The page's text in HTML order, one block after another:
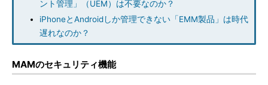
ント管理」（UEM）は不要なのか？
iPhoneとAndroidしか管理できない「EMM製品」は時代
遅れなのか？
MAMのセキュリティ機能